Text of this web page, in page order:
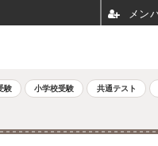
験 小学校受験 共通テスト